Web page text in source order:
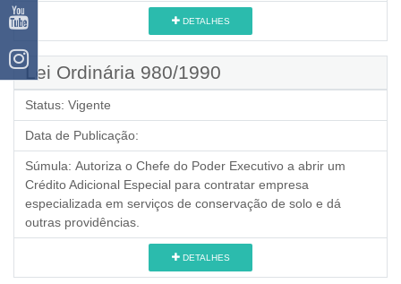
DETALHES
Lei Ordinária 980/1990
Status: Vigente
Data de Publicação:
Súmula: Autoriza o Chefe do Poder Executivo a abrir um
Crédito Adicional Especial para contratar empresa
especializada em serviços de conservação de solo e dá
outras providências.
DETALHES